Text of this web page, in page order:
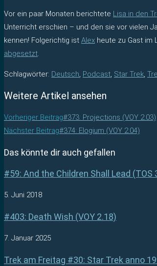
Vor ein paar Monaten berichtete Lisa in den
Unterricht erschien – und den sie vor vielen
kennen! Folgerichtig ist Alex heute zu Gast im
abgesetzt.
Schlagwörter: Deutsch, Podcast, Star Trek,
Weitere Artikel ansehen
Vorheriger Beitrag#373: Projections (VOY 2.03)
Nächster Beitrag#374: Elogium (VOY 2.04)
Das könnte dir auch gefallen
#59: And the Children Shall Lead (TOS
5. Juni 2018
#403: Death Wish (VOY 2.18)
7. Januar 2025
Trek am Freitag #30: Star Trek anno